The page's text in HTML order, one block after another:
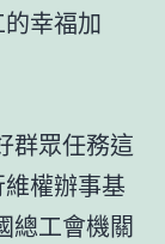
幸福加
群眾任務這
權辦事基
總工會機關